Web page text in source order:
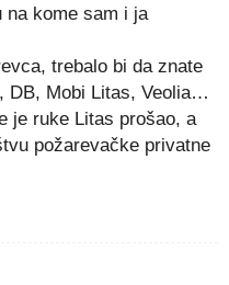
na kome sam i ja
trebalo bi da znate
DB, Mobi Litas, Veolia…
je ruke Litas prošao, a
požarevačke privatne